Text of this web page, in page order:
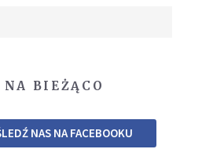
NA BIEŻĄCO
NAS NA FACEBOOKU